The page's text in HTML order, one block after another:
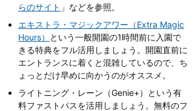
らのサイト 」などを参照。
エキストラ・マジックアワー（Extra Magic
Hours）
という一般開園の1時間前に入園で
きる特典をフル活用しましょう。開園直前に
エントランスに着くと混雑しているので、ち
ょっとだけ早めに向かうのがオススメ。
ライトニング・レーン（Genie+）という有
料ファストパスを活用しましょう。無料のフ